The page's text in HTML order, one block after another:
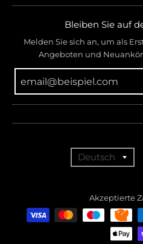
Bleiben Sie auf
Melden Sie sich an, um als
Angeboten und
n
Deutsch
Akzeptierte